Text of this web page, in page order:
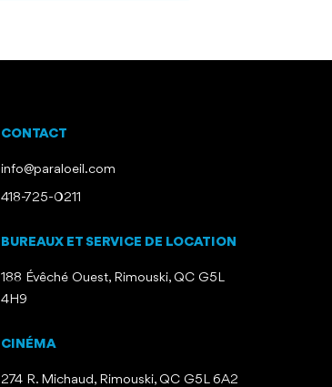
CONTACT
info@paraloeil.com
418-725-0211
BUREAUX ET SERVICE DE LOCATION
188 Évêché Ouest, Rimouski, QC G5L
4H9
CINÉMA
274 R. Michaud, Rimouski, QC G5L 6A2